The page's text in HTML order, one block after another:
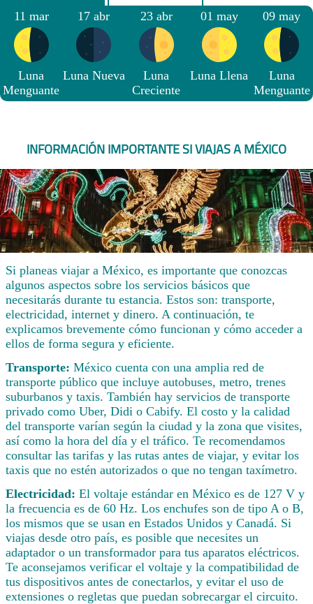
11 mar
Luna
Menguante
17 abr
Luna Nueva
23 abr
Luna
Creciente
01 may
Luna Llena
09 may
Luna
Menguante
INFORMACIÓN IMPORTANTE SI VIAJAS A MÉXICO
Si planeas viajar a México, es importante que conozcas
algunos aspectos sobre los servicios básicos que
necesitarás durante tu estancia. Estos son: transporte,
electricidad, internet y dinero. A continuación, te
explicamos brevemente cómo funcionan y cómo acceder a
ellos de forma segura y eficiente.
Transporte: México cuenta con una amplia red de
transporte público que incluye autobuses, metro, trenes
suburbanos y taxis. También hay servicios de transporte
privado como Uber, Didi o Cabify. El costo y la calidad
del transporte varían según la ciudad y la zona que visites,
así como la hora del día y el tráfico. Te recomendamos
consultar las tarifas y las rutas antes de viajar, y evitar los
taxis que no estén autorizados o que no tengan taxímetro.
Electricidad: El voltaje estándar en México es de 127 V y
la frecuencia es de 60 Hz. Los enchufes son de tipo A o B,
los mismos que se usan en Estados Unidos y Canadá. Si
viajas desde otro país, es posible que necesites un
adaptador o un transformador para tus aparatos eléctricos.
Te aconsejamos verificar el voltaje y la compatibilidad de
tus dispositivos antes de conectarlos, y evitar el uso de
extensiones o regletas que puedan sobrecargar el circuito.